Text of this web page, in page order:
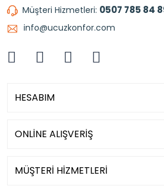
Müşteri Hizmetleri: 0507 785 84
info@ucuzkonfor.com
HESABIM
ONLİNE ALIŞVERİŞ
MÜŞTERİ HİZMETLERİ